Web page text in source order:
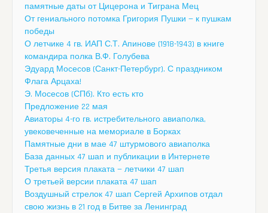
памятные даты от Цицерона и Тиграна Мец
От гениального потомка Григория Пушки — к пушкам
победы
О летчике 4 гв. ИАП С.Т. Апинове (1918-1943) в книге
командира полка В.Ф. Голубева
Эдуард Мосесов (Санкт-Петербург). С праздником
Флага Арцаха!
Э. Мосесов (СПб). Кто есть кто
Предложение 22 мая
Авиаторы 4-го гв. истребительного авиаполка,
увековеченные на мемориале в Борках
Памятные дни в мае 47 штурмового авиаполка
База данных 47 шап и публикации в Интернете
Третья версия плаката — летчики 47 шап
О третьей версии плаката 47 шап
Воздушный стрелок 47 шап Сергей Архипов отдал
свою жизнь в 21 год в Битве за Ленинград